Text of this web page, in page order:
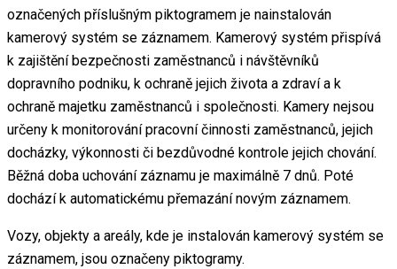
označených příslušným piktogramem je nainstalován
kamerový systém se záznamem. Kamerový systém přispívá
k zajištění bezpečnosti zaměstnanců i návštěvníků
dopravního podniku, k ochraně jejich života a zdraví a k
ochraně majetku zaměstnanců i společnosti. Kamery nejsou
určeny k monitorování pracovní činnosti zaměstnanců, jejich
docházky, výkonnosti či bezdůvodné kontrole jejich chování.
Běžná doba uchování záznamu je maximálně 7 dnů. Poté
dochází k automatickému přemazání novým záznamem.
Vozy, objekty a areály, kde je instalován kamerový systém se
záznamem, jsou označeny piktogramy.